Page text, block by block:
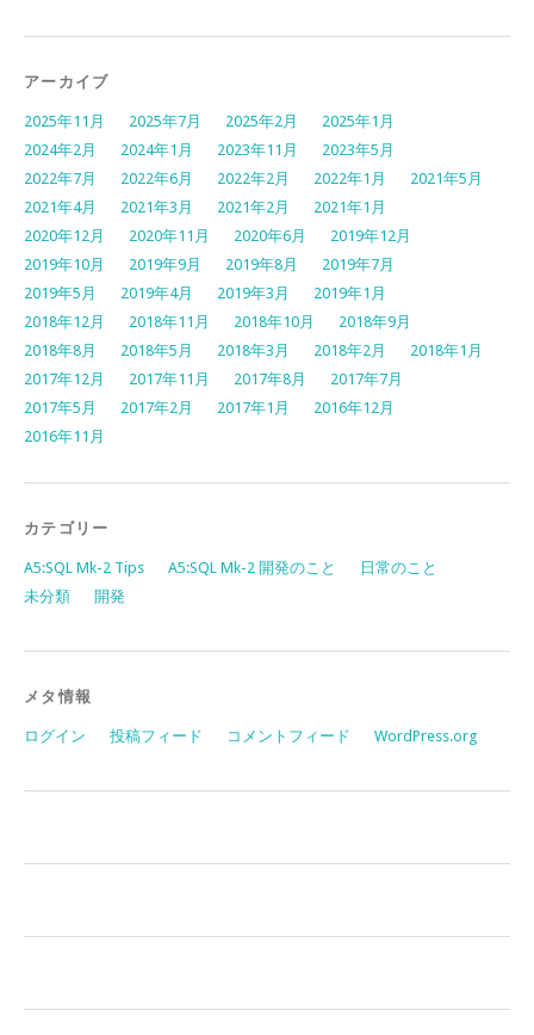
アーカイブ
2025年11月 2025年7月 2025年2月
2025年1月
2024年2月
2024年1月 2023年11月
2023年5月
2022年7月
2022年6月 2022年2月 2022年1月
2021年5月
2021年4月
2021年3月 2021年2月
2021年1月
2020年12月
2020年11月 2020年6月
2019年12月
2019年10月
2019年9月 2019年8月
2019年7月
2019年5月
2019年4月 2019年3月
2019年1月
2018年12月
2018年11月 2018年10月
2018年9月
2018年8月
2018年5月 2018年3月 2018年2月
2018年1月
2017年12月
2017年11月 2017年8月
2017年7月
2017年5月
2017年2月 2017年1月
2016年12月
2016年11月
カテゴリー
A5:SQL Mk-2 Tips A5:SQL Mk-2 開発のこと
日常のこと
未分類
開発
メタ情報
ログイン 投稿フィード コメントフィード WordPress.org